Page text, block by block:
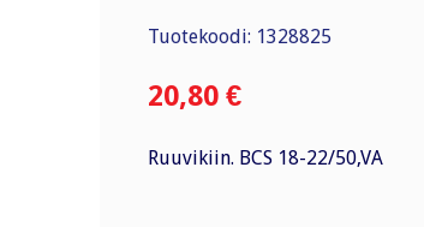
Tuotekoodi: 1328825
20,80 €
Ruuvikiin. BCS 18-22/50,VA